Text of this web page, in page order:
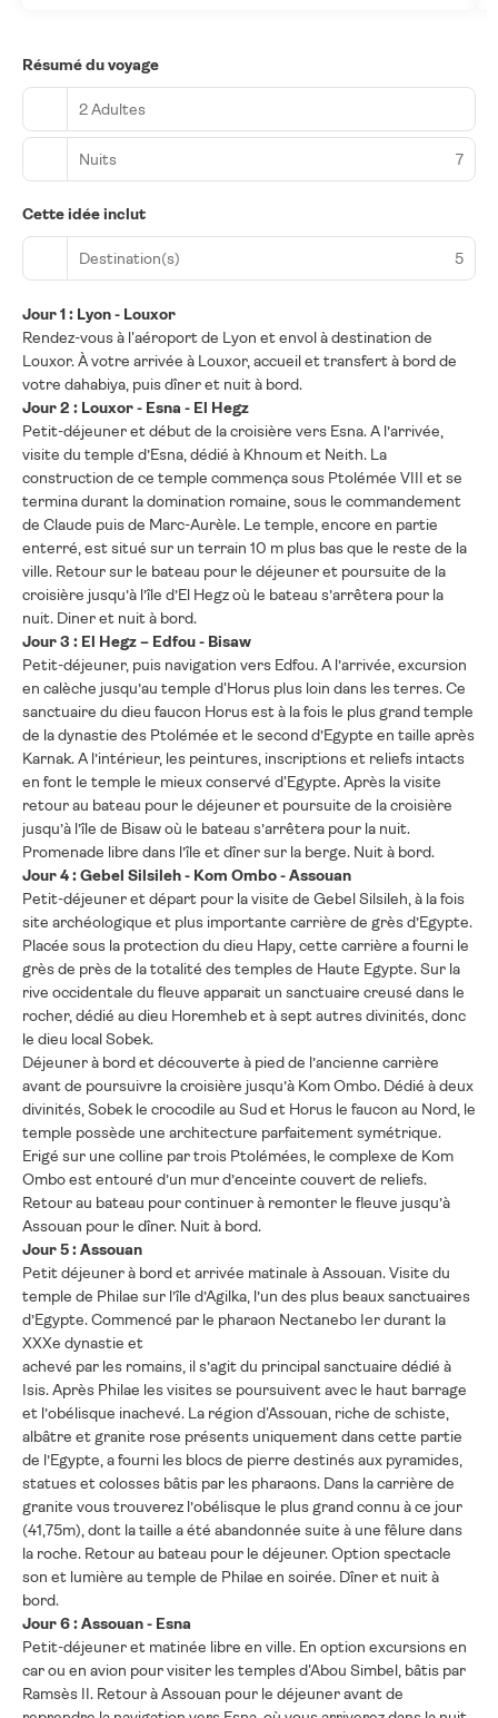
Résumé du voyage
2 Adultes
Nuits 7
Cette idée inclut
Destination(s) 5
Jour 1 : Lyon - Louxor
Rendez-vous à l'aéroport de Lyon et envol à destination de
Louxor. À votre arrivée à Louxor, accueil et transfert à bord de
votre dahabiya, puis dîner et nuit à bord.
Jour 2 : Louxor - Esna - El Hegz
Petit-déjeuner et début de la croisière vers Esna. A l’arrivée,
visite du temple d’Esna, dédié à Khnoum et Neith. La
construction de ce temple commença sous Ptolémée VIII et se
termina durant la domination romaine, sous le commandement
de Claude puis de Marc-Aurèle. Le temple, encore en partie
enterré, est situé sur un terrain 10 m plus bas que le reste de la
ville. Retour sur le bateau pour le déjeuner et poursuite de la
croisière jusqu’à l’île d’El Hegz où le bateau s’arrêtera pour la
nuit. Diner et nuit à bord.
Jour 3 : El Hegz – Edfou - Bisaw
Petit-déjeuner, puis navigation vers Edfou. A l’arrivée, excursion
en calèche jusqu’au temple d'Horus plus loin dans les terres. Ce
sanctuaire du dieu faucon Horus est à la fois le plus grand temple
de la dynastie des Ptolémée et le second d’Egypte en taille après
Karnak. A l’intérieur, les peintures, inscriptions et reliefs intacts
en font le temple le mieux conservé d'Egypte. Après la visite
retour au bateau pour le déjeuner et poursuite de la croisière
jusqu’à l’île de Bisaw où le bateau s’arrêtera pour la nuit.
Promenade libre dans l’île et dîner sur la berge. Nuit à bord.
Jour 4 : Gebel Silsileh - Kom Ombo - Assouan
Petit-déjeuner et départ pour la visite de Gebel Silsileh, à la fois
site archéologique et plus importante carrière de grès d’Egypte.
Placée sous la protection du dieu Hapy, cette carrière a fourni le
grès de près de la totalité des temples de Haute Egypte. Sur la
rive occidentale du fleuve apparait un sanctuaire creusé dans le
rocher, dédié au dieu Horemheb et à sept autres divinités, donc
le dieu local Sobek.
Déjeuner à bord et découverte à pied de l’ancienne carrière
avant de poursuivre la croisière jusqu’à Kom Ombo. Dédié à deux
divinités, Sobek le crocodile au Sud et Horus le faucon au Nord, le
temple possède une architecture parfaitement symétrique.
Erigé sur une colline par trois Ptolémées, le complexe de Kom
Ombo est entouré d’un mur d’enceinte couvert de reliefs.
Retour au bateau pour continuer à remonter le fleuve jusqu’à
Assouan pour le dîner. Nuit à bord.
Jour 5 : Assouan
Petit déjeuner à bord et arrivée matinale à Assouan. Visite du
temple de Philae sur l’île d’Agilka, l’un des plus beaux sanctuaires
d’Egypte. Commencé par le pharaon Nectanebo Ier durant la
XXXe dynastie et
achevé par les romains, il s’agit du principal sanctuaire dédié à
Isis. Après Philae les visites se poursuivent avec le haut barrage
et l’obélisque inachevé. La région d'Assouan, riche de schiste,
albâtre et granite rose présents uniquement dans cette partie
de l’Egypte, a fourni les blocs de pierre destinés aux pyramides,
statues et colosses bâtis par les pharaons. Dans la carrière de
granite vous trouverez l’obélisque le plus grand connu à ce jour
(41,75m), dont la taille a été abandonnée suite à une fêlure dans
la roche. Retour au bateau pour le déjeuner. Option spectacle
son et lumière au temple de Philae en soirée. Dîner et nuit à
bord.
Jour 6 : Assouan - Esna
Petit-déjeuner et matinée libre en ville. En option excursions en
car ou en avion pour visiter les temples d'Abou Simbel, bâtis par
Ramsès II. Retour à Assouan pour le déjeuner avant de